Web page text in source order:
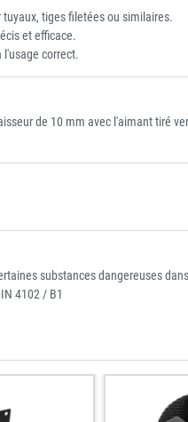
tuyaux, tiges filetées ou similaires.
et efficace.
correct.
de 10 mm avec l'aimant tiré
substances dangereuses
4102 / B1